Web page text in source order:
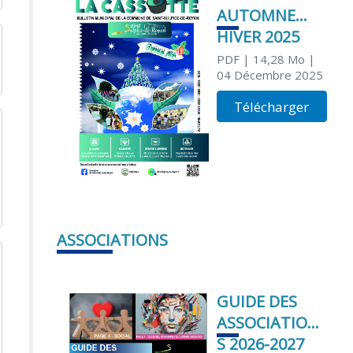
AUTOMNE
HIVER 2025
PDF| 14,28 Mo |
04 Décembre 2025
Télécharger
ASSOCIATIONS
GUIDE DES
ASSOCIATION
S 2026-2027